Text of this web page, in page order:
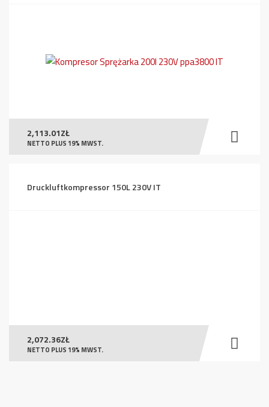
2,113.01ZŁ
NETTO PLUS 19% MWST.
Druckluftkompressor 150L 230V IT
2,072.36ZŁ
NETTO PLUS 19% MWST.